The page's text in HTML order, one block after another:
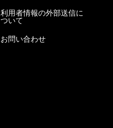
利用者情報の外部送信に
ついて
お問い合わせ